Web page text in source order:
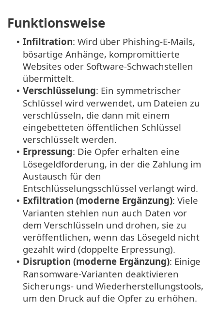
Funktionsweise
• Infiltration: Wird über Phishing-E-Mails,
bösartige Anhänge, kompromittierte
Websites oder Software-Schwachstellen
übermittelt.
• Verschlüsselung: Ein symmetrischer
Schlüssel wird verwendet, um Dateien zu
verschlüsseln, die dann mit einem
eingebetteten öffentlichen Schlüssel
verschlüsselt werden.
• Erpressung: Die Opfer erhalten eine
Lösegeldforderung, in der die Zahlung im
Austausch für den
Entschlüsselungsschlüssel verlangt wird.
• Exfiltration (moderne Ergänzung): Viele
Varianten stehlen nun auch Daten vor
dem Verschlüsseln und drohen, sie zu
veröffentlichen, wenn das Lösegeld nicht
gezahlt wird (doppelte Erpressung).
• Disruption (moderne Ergänzung): Einige
Ransomware-Varianten deaktivieren
Sicherungs- und Wiederherstellungstools,
um den Druck auf die Opfer zu erhöhen.